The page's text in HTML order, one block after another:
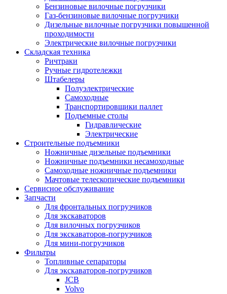
Бензиновые вилочные погрузчики
Газ-бензиновые вилочные погрузчики
Дизельные вилочные погрузчики повышенной
проходимости
Электрические вилочные погрузчики
Складская техника
Ричтраки
Ручные гидротележки
Штабелеры
Полуэлектрические
Самоходные
Транспортировщики паллет
Подъемные столы
Гидравлические
Электрические
Строительные подъемники
Ножничные дизельные подъемники
Ножничные подъемники несамоходные
Самоходные ножничные подъемники
Мачтовые телескопические подъемники
Сервисное обслуживание
Запчасти
Для фронтальных погрузчиков
Для экскаваторов
Для вилочных погрузчиков
Для экскаваторов-погрузчиков
Для мини-погрузчиков
Фильтры
Топливные сепараторы
Для экскаваторов-погрузчиков
JCB
Volvo